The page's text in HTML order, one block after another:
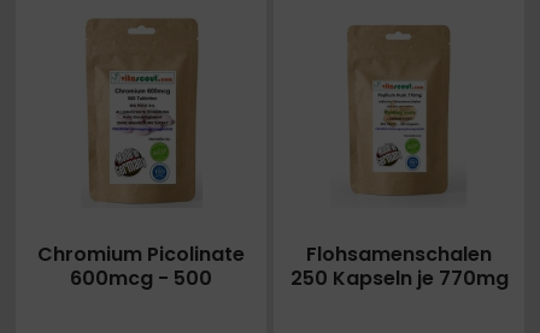
Chromium Picolinate
600mcg - 500
Flohsamenschalen
250 Kapseln je 770mg